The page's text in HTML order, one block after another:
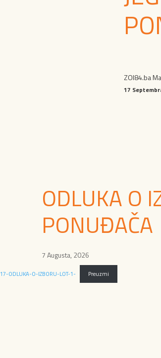
ZOI84.ba
17
ODLUKA O
PONUĐAČA
7 Augusta, 2026
17-ODLUKA-O-IZBORU-LOT-1- Preuzmi